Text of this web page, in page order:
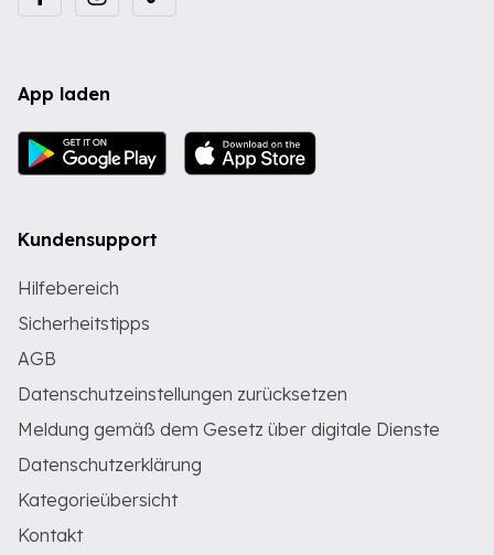
App laden
Kundensupport
Hilfebereich
Sicherheitstipps
AGB
Datenschutzeinstellungen zurücksetzen
Meldung gemäß dem Gesetz über digitale Dienste
Datenschutzerklärung
Kategorieübersicht
Kontakt